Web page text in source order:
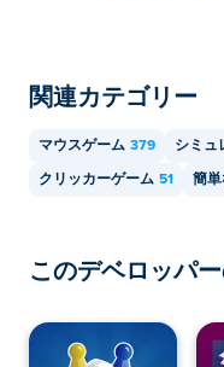
関連カテゴリー
マウスゲーム 379 シミュ
クリッカーゲーム 51 簡単
このデベロッパ